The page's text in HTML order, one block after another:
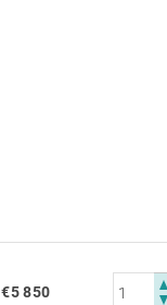
€5 850